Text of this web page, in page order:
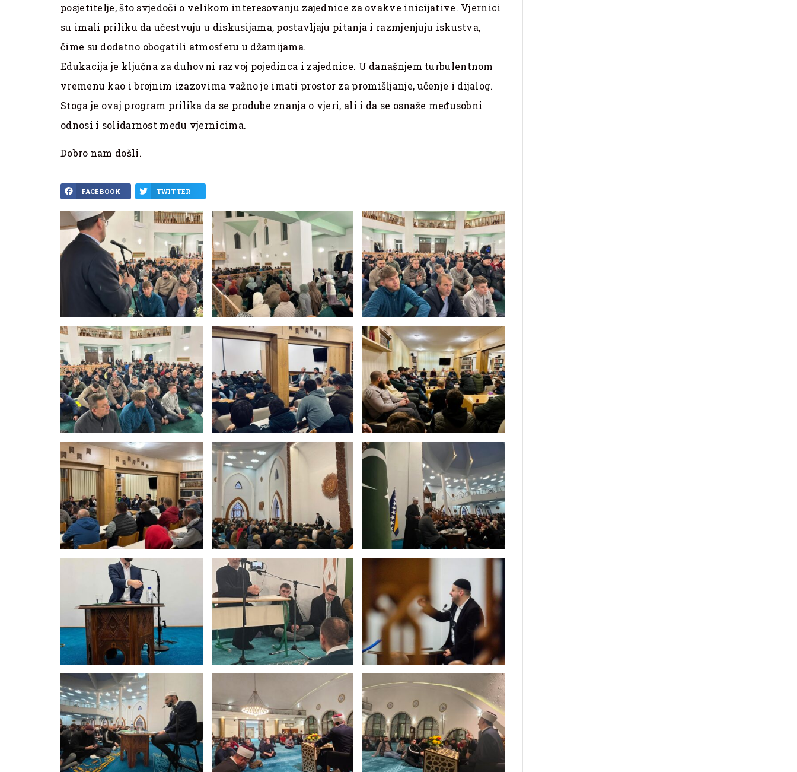
posjetitelje, što svjedoči o velikom interesovanju zajednice za ovakve inicijative. Vjernici
su imali priliku da učestvuju u diskusijama, postavljaju pitanja i razmjenjuju iskustva,
čime su dodatno obogatili atmosferu u džamijama.
Edukacija je ključna za duhovni razvoj pojedinca i zajednice. U današnjem turbulentnom
vremenu kao i brojnim izazovima važno je imati prostor za promišljanje, učenje i dijalog.
Stoga je ovaj program prilika da se prodube znanja o vjeri, ali i da se osnaže međusobni
odnosi i solidarnost među vjernicima.
Dobro nam došli.
FACEBOOK TWITTER